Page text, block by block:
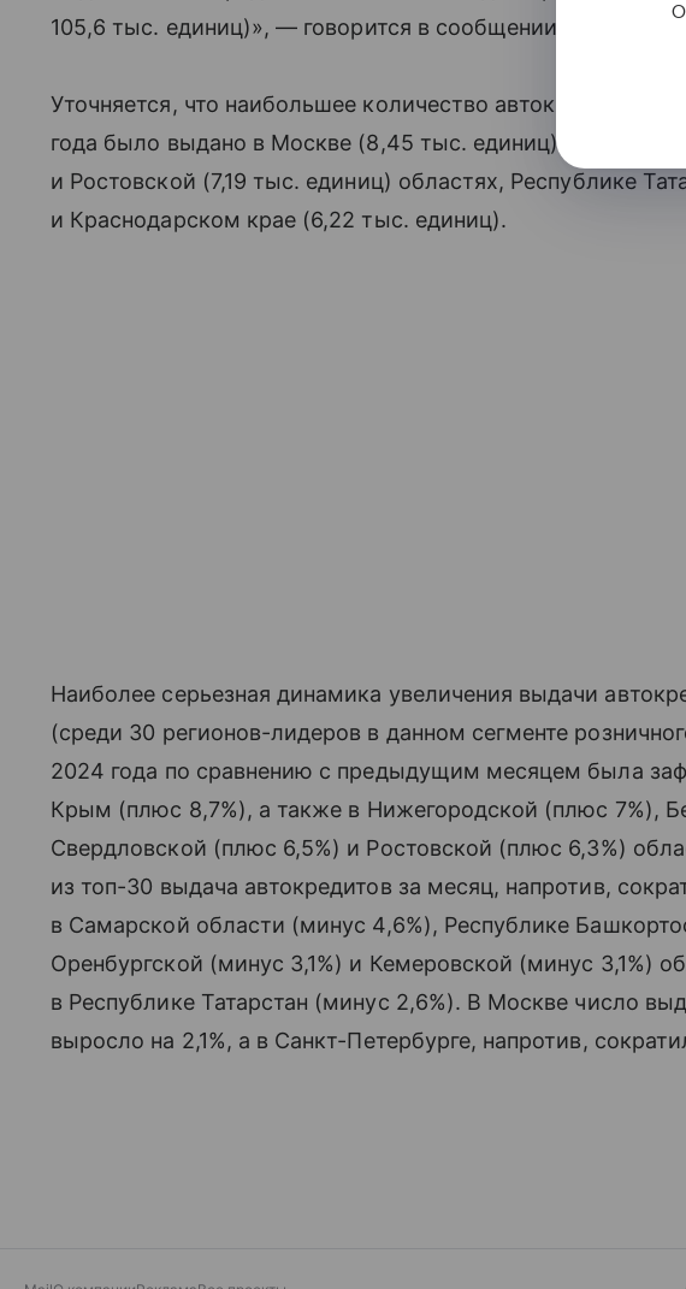
105,6 тыс. единиц)», — говорится в сообщении.
Уточняется, что наибольшее количество автокредитов в
года было выдано в Москве (8,45 тыс. единиц),
и Ростовской (7,19 тыс. единиц) областях, Республике
и Краснодарском крае (6,22 тыс. единиц).
Наиболее серьезная динамика увеличения выдачи
(среди 30 регионов-лидеров в данном сегменте
2024 года по сравнению с предыдущим месяцем была
Крым (плюс 8,7%), а также в Нижегородской (плюс 7%),
Свердловской (плюс 6,5%) и Ростовской (плюс 6,3%)
из топ-30 выдача автокредитов за месяц, напротив,
в Самарской области (минус 4,6%), Республике
Оренбургской (минус 3,1%) и Кемеровской (минус 3,1%)
в Республике Татарстан (минус 2,6%). В Москве число
выросло на 2,1%, а в Санкт-Петербурге, напротив,